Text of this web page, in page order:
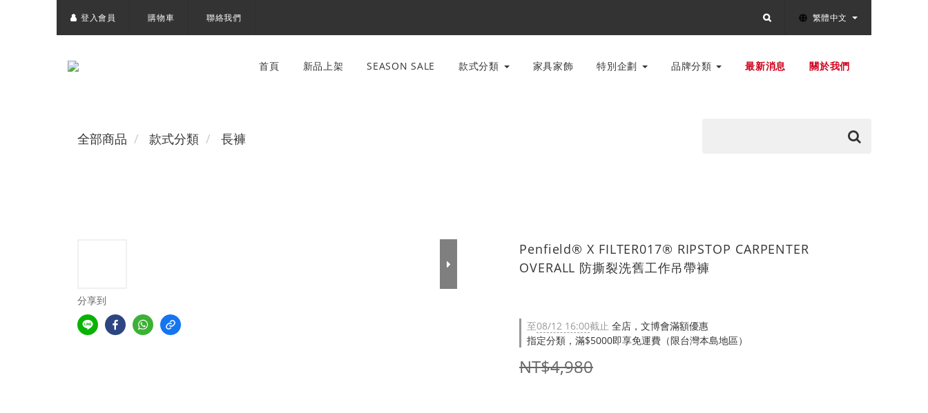
登入會員 購物車 聯絡我們 繁體中文
首頁 新品上架 SEASON SALE 款式分類 家具家飾 特別企劃 品牌分類 最新消息 關於我們
全部商品 款式分類 長褲
分享到
Penfield® X FILTER017® RIPSTOP CARPENTER
OVERALL 防撕裂洗舊工作吊帶褲
至08/12 16:00截止 全店，文博會滿額優惠
指定分類，滿$5000即享免運費（限台灣本島地區）
NT$4,980